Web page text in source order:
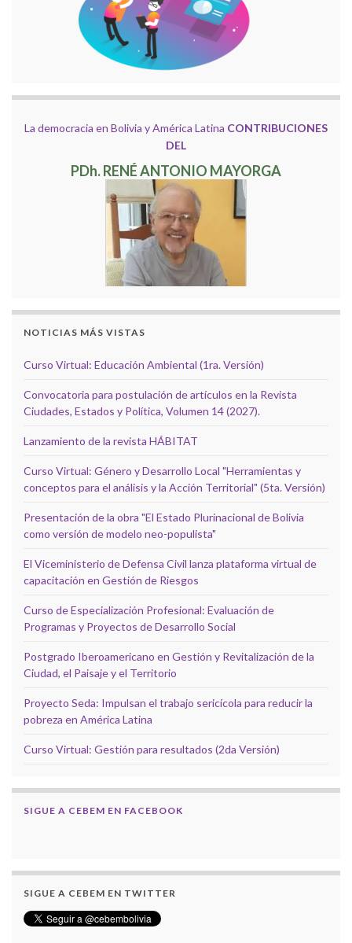
La democracia en Bolivia y América Latina CONTRIBUCIONES
DEL
PDh. RENÉ ANTONIO MAYORGA
NOTICIAS MÁS VISTAS
Curso Virtual: Educación Ambiental (1ra. Versión)
Convocatoria para postulación de artículos en la Revista
Ciudades, Estados y Política, Volumen 14 (2027).
Lanzamiento de la revista HÁBITAT
Curso Virtual: Género y Desarrollo Local "Herramientas y
conceptos para el análisis y la Acción Territorial" (5ta. Versión)
Presentación de la obra "El Estado Plurinacional de Bolivia
como versión de modelo neo-populista"
El Viceministerio de Defensa Civil lanza plataforma virtual de
capacitación en Gestión de Riesgos
Curso de Especialización Profesional: Evaluación de
Programas y Proyectos de Desarrollo Social
Postgrado Iberoamericano en Gestión y Revitalización de la
Ciudad, el Paisaje y el Territorio
Proyecto Seda: Impulsan el trabajo sericícola para reducir la
pobreza en América Latina
Curso Virtual: Gestión para resultados (2da Versión)
SIGUE A CEBEM EN FACEBOOK
SIGUE A CEBEM EN TWITTER